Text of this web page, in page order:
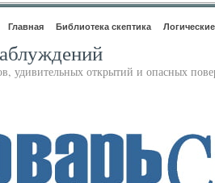
Главная Библиотека скептика
удивительных открытий и опасных